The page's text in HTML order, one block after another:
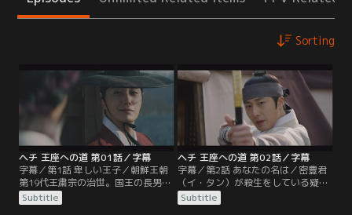
Sorting
ヘチ 王座への道 第01話／字幕
字幕／第1話 卑しい王子／朝鮮王朝
第19代王粛宗の治世。国王の長男で
王位継承者である世子に世継ぎがで
きず、朝廷では次の王位を巡って密
Subtitle
ヘチ 王座への道 第02話／字幕
字幕／第2話 あなたの名は／密豊君
（イ・タン）が殺生をしている疑い
が強まり、その証拠を捜すために男
装して狩りの場に忍び込んだ司憲府
Subtitle